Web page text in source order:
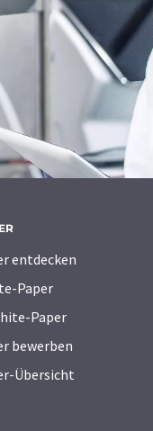
entdecken
Paper
Paper
bewerben
Übersicht